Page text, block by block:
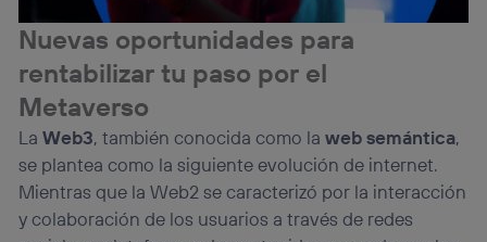
Nuevas oportunidades para
rentabilizar tu paso por el
Metaverso
LaWeb3, también conocida como laweb semántica,
se plantea como la siguiente evolución de internet.
Mientras que la Web2 se caracterizó por la interacción
y colaboración de los usuarios a través de redes
telecomunicaciones vinculada a la conexión que utilizas
(p. ej., número de teléfono móvil).
Este identificador se asigna a la conexión de internet, por
lo que cualquier persona que conecte su dispositivo y
consienta el uso de la tecnología recibirá el mismo
identificador. Típicamente:
Si utilizas una conexión de banda ancha(p. ej., Wi-Fi),
el marketing o análisis se realizará en función de las
actividades de navegación de los miembros del hogar
que hayan dado su consentimiento.